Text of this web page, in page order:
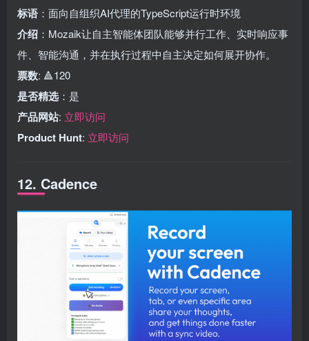
标语 ：面向自组织AI代理的TypeScript运行时环境
介绍 ：Mozaik让自主智能体团队能够并行工作、实时响应事
件、智能沟通，并在执行过程中自主决定如何展开协作。
票数: 🔺120
是否精选 ：是
产品网站: 立即访问
Product Hunt: 立即访问
12. Cadence